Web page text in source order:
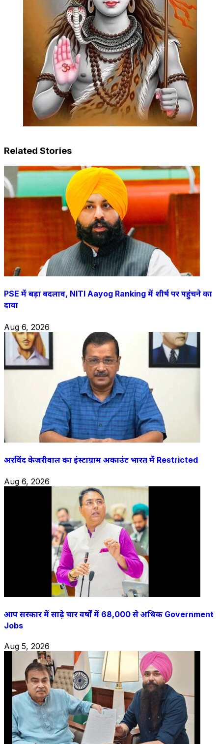
Related Stories
PSE में बड़ा बदलाव, NITI Aayog Ranking में शीर्ष पर पहुंचने का
दावा
Aug 6, 2026
अरविंद केजरीवाल का इंस्टाग्राम अकाउंट भारत में Restricted
Aug 6, 2026
आप सरकार में साढ़े चार वर्षों में 68,000 से अधिक Government
Jobs
Aug 5, 2026